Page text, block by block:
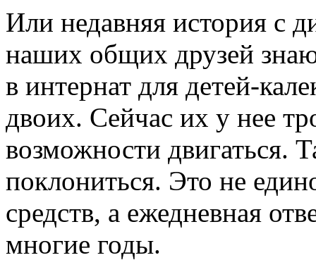
Или недавняя история с
наших общих друзей
в интернат для детей-
двоих. Сейчас их у нее
возможности двигаться.
поклониться. Это не
средств, а ежедневная
многие годы.